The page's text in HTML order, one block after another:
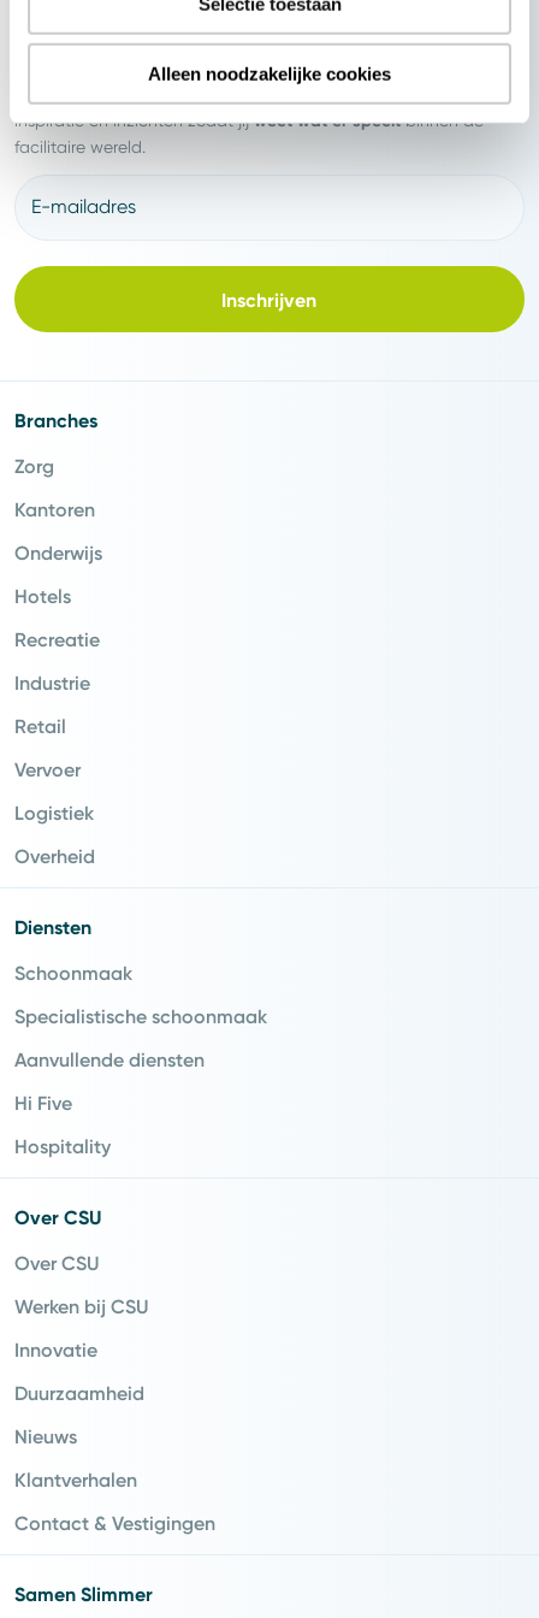
Alleen noodzakelijke cookies
inspiratie en inzichten zodat jijweet wat er speeltbinnen de
facilitaire wereld.
E-mailadres
Inschrijven
Branches
Zorg
Kantoren
Onderwijs
Hotels
Recreatie
Industrie
Retail
Vervoer
Logistiek
Overheid
Diensten
Schoonmaak
Specialistische schoonmaak
Aanvullende diensten
Hi Five
Hospitality
Over CSU
Over CSU
Werken bij CSU
Innovatie
Duurzaamheid
Nieuws
Klantverhalen
Contact & Vestigingen
Samen Slimmer